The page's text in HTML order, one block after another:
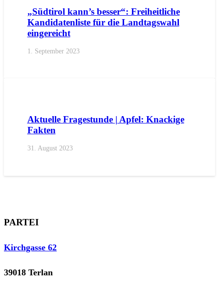
„Südtirol kann’s besser“: Freiheitliche
Kandidatenliste für die Landtagswahl
eingereicht
1. September 2023
Aktuelle Fragestunde | Apfel: Knackige
Fakten
31. August 2023
PARTEI
Kirchgasse 62
39018 Terlan